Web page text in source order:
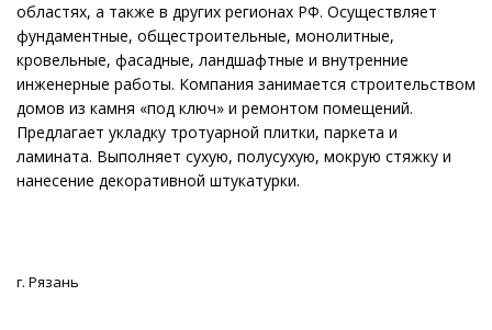
областях, а также в других регионах РФ. Осуществляет
фундаментные, общестроительные, монолитные,
кровельные, фасадные, ландшафтные и внутренние
инженерные работы. Компания занимается строительством
домов из камня «под ключ» и ремонтом помещений.
Предлагает укладку тротуарной плитки, паркета и
ламината. Выполняет сухую, полусухую, мокрую стяжку и
нанесение декоративной штукатурки.
г. Рязань